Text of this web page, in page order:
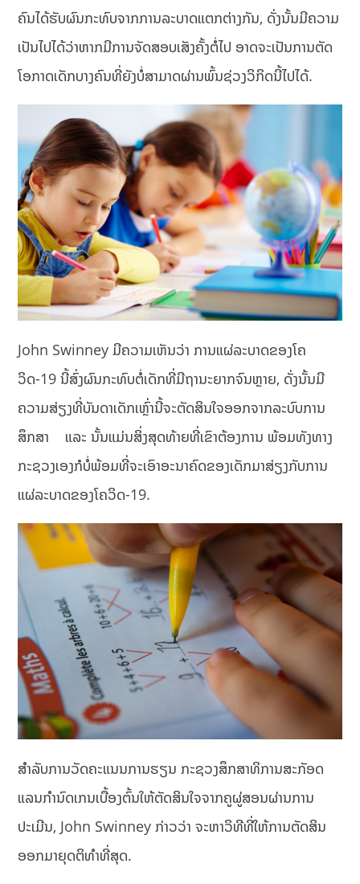
ຄົນໄດ້ຮັບຜົນກະທົບຈາກການລະບາດແຕກຕ່າງກັນ, ດັ່ງນັ້ນມີຄວາມ
ເປັນໄປໄດ້ວ່າຫາກມີການຈັດສອບເສັງຄັ້ງຕໍ່ໄປ ອາດຈະເປັນການຕັດ
ໂອກາດເດັກບາງຄົນທີ່ຍັງບໍ່ສາມາດຜ່ານພົ້ນຊ່ວງວິກິດນີ້ໄປໄດ້.
John Swinney ມີຄວາມເຫັນວ່າ ການແຜ່ລະບາດຂອງໂຄ
ວິດ-19 ນີ້ສົ່ງຜົນກະທົບຕໍ່ເດັກທີ່ມີຖານະຍາກຈົນຫຼາຍ, ​ດັ່ງນັ້ນມີ
ຄວາມສ່ຽງທີ່ບັນດາເດັກເຫຼົ່ານີ້ຈະຕັດສິນໃຈອອກຈາກລະບົບການ
ສຶກສາ ແລະ ນັ້ນແມ່ນສິ່ງສຸດທ້າຍທີ່ເຂົາຕ້ອງການ ພ້ອມທັງທາງ
ກະຊວງເອງກໍບໍ່ພ້ອມທີ່ຈະເອົາອະນາຄົດຂອງເດັກມາສ່ຽງກັບການ
ແຜ່ລະບາດຂອງໂຄວິດ-19.
ສຳລັບການວັດຄະແນນການຮຽນ ກະຊວງສຶກສາທິການສະກັອດ
ແລນກຳນົດເກນເບື້ອງຕົ້ນໃຫ້ຕັດສິນໃຈຈາກຄູຜູ່ສອນຜ່ານການ
ປະເມີນ, John Swinney ກ່າວວ່າ ຈະຫາວິທີທີ່ໃຫ້ການຕັດສິນ
ອອກມາຍຸດຕິທຳທີ່ສຸດ.